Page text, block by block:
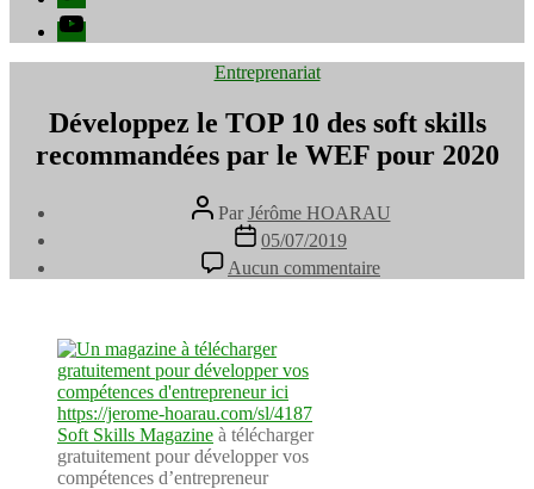
YouTube
Catégories
Entreprenariat
Développez le TOP 10 des soft skills
recommandées par le WEF pour 2020
Auteur
de
l’article
Par Jérôme HOARAU
Date
l’article
05/07/2019
Aucun commentaire
Développez
Soft Skills Magazine à télécharger
gratuitement pour développer vos
compétences d’entrepreneur